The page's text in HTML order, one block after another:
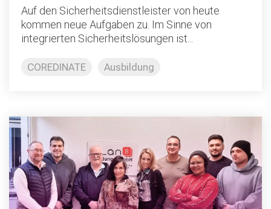
Auf den Sicherheitsdienstleister von heute
kommen neue Aufgaben zu. Im Sinne von
integrierten Sicherheitslösungen ist...
COREDINATE Ausbildung